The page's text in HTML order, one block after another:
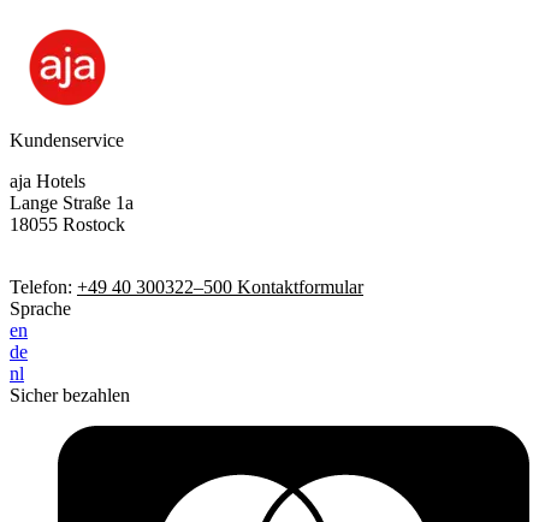
Kundenservice
aja Hotels
Lange Straße 1a
18055 Rostock
Telefon: +49 40 300322–500 Kontaktformular
Sprache
en
de
nl
Sicher bezahlen